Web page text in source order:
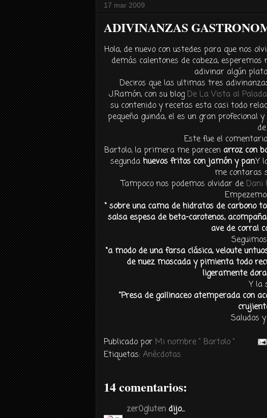
17 mar 2009
ADIVINANZAS
Hola, de nuevo con ustedes para que nos
demás calentones de cabeza,
adivinar algún
Deciros que las ultimas tres
J.Ramón, con su blog De La Vista al
su contenido y recetas esta casi todo
pequeña guinda, el es un gran
Este fue el
Bartolo, la primera me parecen arroz con
segunda huevos fritos con jamón y pan.Y
me contaras
Tampoco nos podemos olvidar de Dani
“ sobre una cama de hidratos de carbono
salsa espesa de beta-carotenos,
ave de corral
“a modo de una farsa clásica, veloute
de nuez moscada y pimienta todo
ligeramente
Y la
"Presa de gallinaceo atemperada con
Saludos
Publicado por Mi nombre " Bartolo "
Etiquetas: Anécdotas
14 comentarios:
zer0gluten dijo...